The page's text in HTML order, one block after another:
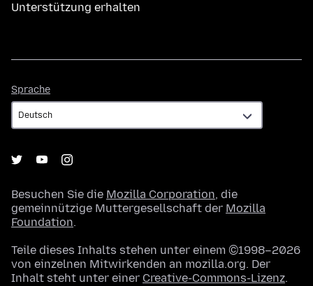
Unterstützung erhalten
Sprache
Besuchen Sie die Mozilla Corporation, die
gemeinnützige Muttergesellschaft der Mozilla
Foundation.
Teile dieses Inhalts stehen unter einem ©1998–2026
von einzelnen Mitwirkenden an mozilla.org. Der
Inhalt steht unter einer Creative-Commons-Lizenz.